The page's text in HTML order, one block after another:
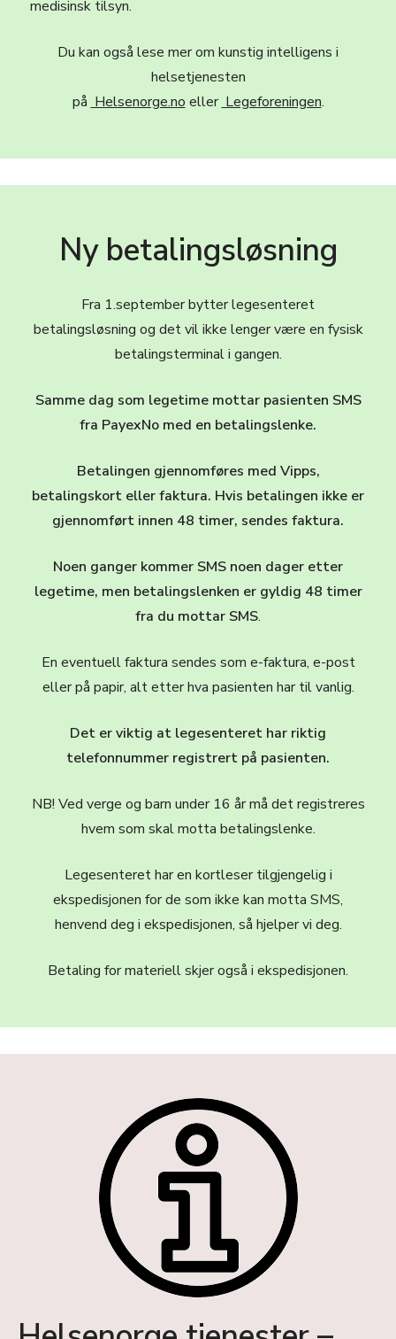
medisinsk tilsyn.
Du kan også lese mer om kunstig intelligens i
helsetjenesten
på Helsenorge.no eller Legeforeningen.
Ny betalingsløsning
Fra 1.september bytter legesenteret
betalingsløsning og det vil ikke lenger være en fysisk
betalingsterminal i gangen.
Samme dag som legetime mottar pasienten SMS
fra PayexNo med en betalingslenke.
Betalingen gjennomføres med Vipps,
betalingskort eller faktura. Hvis betalingen ikke er
gjennomført innen 48 timer, sendes faktura.
Noen ganger kommer SMS noen dager etter
legetime, men betalingslenken er gyldig 48 timer
fra du mottar SMS.
En eventuell faktura sendes som e-faktura, e-post
eller på papir, alt etter hva pasienten har til vanlig.
Det er viktig at legesenteret har riktig
telefonnummer registrert på pasienten.
NB! Ved verge og barn under 16 år må det registreres
hvem som skal motta betalingslenke.
Legesenteret har en kortleser tilgjengelig i
ekspedisjonen for de som ikke kan motta SMS,
henvend deg i ekspedisjonen, så hjelper vi deg.
Betaling for materiell skjer også i ekspedisjonen.